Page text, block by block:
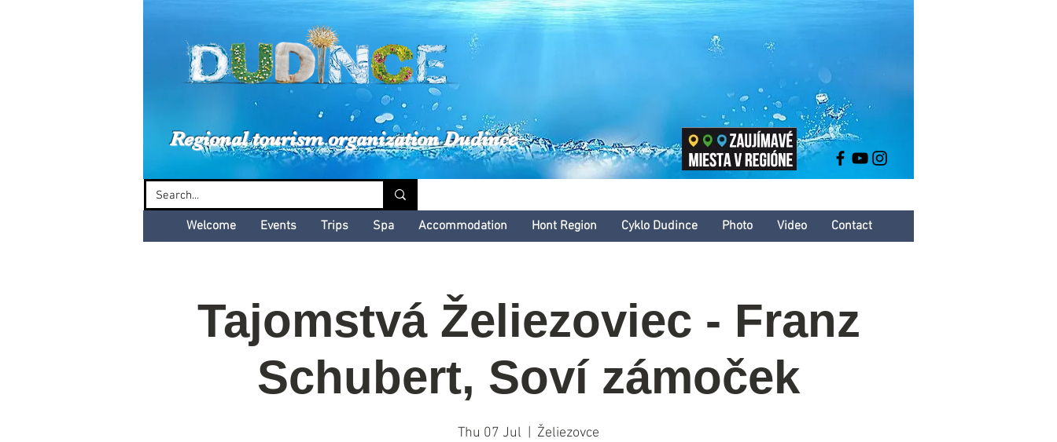
Dudinské kultúrne leto
Regional tourism organization Dudince
Welcome Events Trips Spa Accommodation Hont Region Cyklo Dudince Photo Video Contact
Tajomstvá Želiezoviec - Franz
Schubert, Soví zámoček
Thu 07 Jul Želiezovce